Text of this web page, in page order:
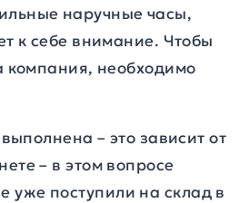
наручные часы,
к себе внимание. Чтобы
компания, необходимо
– это зависит от
– в этом вопросе
уже поступили на склад в